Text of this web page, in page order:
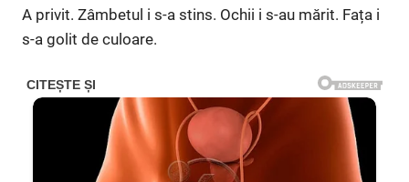
A privit. Zâmbetul i s-a stins. Ochii i s-au mărit. Fața i
s-a golit de culoare.